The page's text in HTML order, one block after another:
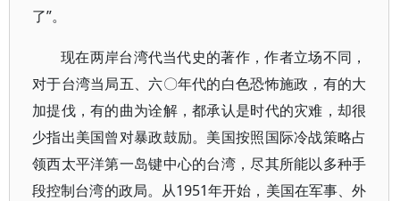
了”。
现在两岸台湾代当代史的著作，作者立场不同，
对于台湾当局五、六〇年代的白色恐怖施政，有的大
加提伐，有的曲为诠解，都承认是时代的灾难，却很
少指出美国曾对暴政鼓励。美国按照国际冷战策略占
领西太平洋第一岛键中心的台湾，尽其所能以多种手
段控制台湾的政局。从1951年开始，美国在军事、外